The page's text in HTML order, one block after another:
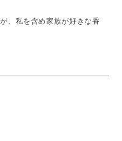
、私を含め家族が好きな香